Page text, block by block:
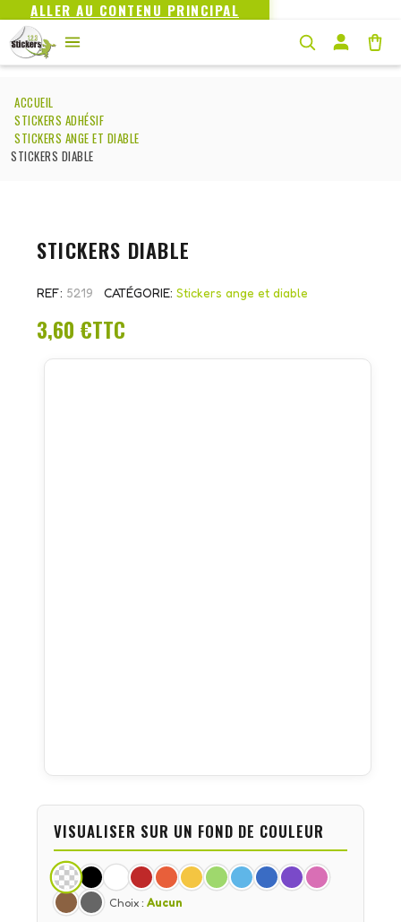
ALLER AU CONTENU PRINCIPAL
ACCUEIL
STICKERS ADHÉSIF
STICKERS ANGE ET DIABLE
STICKERS DIABLE
STICKERS DIABLE
REF 5219 CATÉGORIE Stickers ange et diable
3,60 €TTC
VISUALISER SUR UN FOND DE COULEUR
Choix : Aucun